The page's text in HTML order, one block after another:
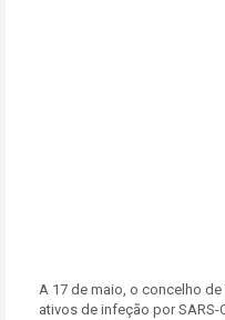
A 17 de maio, o concelho
ativos de infeção por SARS-